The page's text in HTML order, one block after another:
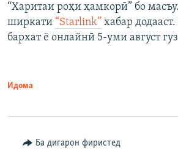
“Харитаи роҳи ҳамкорӣ” бо
ширкати “Starlink” хабар
бархат ё онлайнӣ 5-уми август
Идома
Ба дигарон фиристед